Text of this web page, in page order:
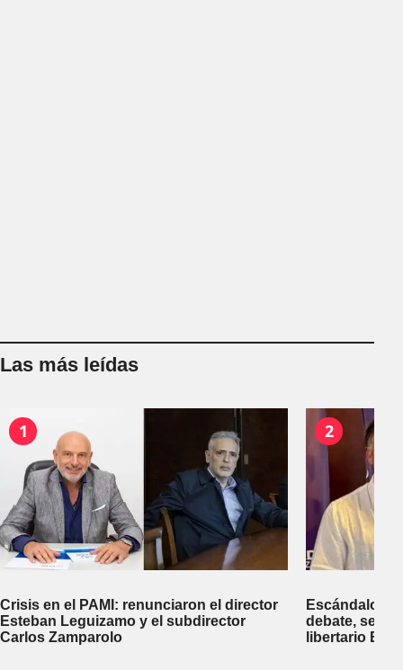
Las más leídas
1
Crisis en el PAMI: renunciaron el director
Esteban Leguizamo y el subdirector
Carlos Zamparolo
2
Escándalo
debate, se
libertario